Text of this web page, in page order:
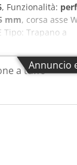
, Funzionalità:
mm, corsa asse
Tipo: Trapano a
asse Y: 500 mm
800 mm
MACCHINA
ACCESSORI
di
dei fori
della
- M16
1 e 2 assi
di foratura
Annuncio
a tuffo